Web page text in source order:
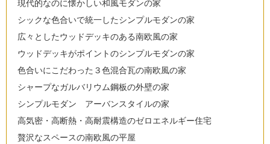
現代的なのに懐かしい和風モダンの家
シックな色合いで統一したシンプルモダンの家
広々としたウッドデッキのある南欧風の家
ウッドデッキがポイントのシンプルモダンの家
色合いにこだわった３色混合瓦の南欧風の家
シャープなガルバリウム鋼板の外壁の家
シンプルモダン アーバンスタイルの家
高気密・高断熱・高耐震構造のゼロエネルギー住宅
贅沢なスペースの南欧風の平屋